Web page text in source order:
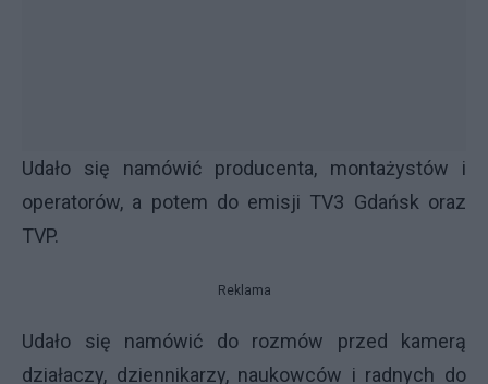
Udało się namówić producenta, montażystów i
operatorów, a potem do emisji TV3 Gdańsk oraz
TVP.
Reklama
Udało się namówić do rozmów przed kamerą
działaczy, dziennikarzy, naukowców i radnych do